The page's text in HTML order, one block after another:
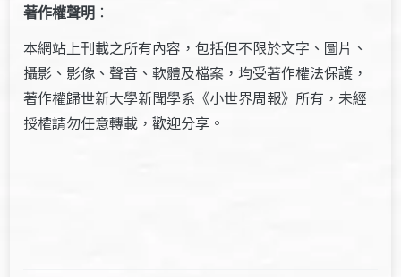
著作權聲明 ：
本網站上刊載之所有內容，包括但不限於文字、圖片、
攝影、影像、聲音、軟體及檔案，均受著作權法保護，
著作權歸世新大學新聞學系《小世界周報》所有，未經
授權請勿任意轉載，歡迎分享。